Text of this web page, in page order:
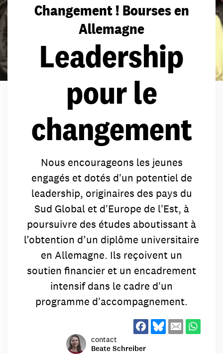
Changement ! Bourses en
Allemagne
Leadership
pour le
changement
Nous encourageons les jeunes
engagés et dotés d'un potentiel de
leadership, originaires des pays du
Sud Global et d'Europe de l'Est, à
poursuivre des études aboutissant à
l’obtention d’un diplôme universitaire
en Allemagne. Ils reçoivent un
soutien financier et un encadrement
intensif dans le cadre d'un
programme d'accompagnement.
contact
Beate Schreiber